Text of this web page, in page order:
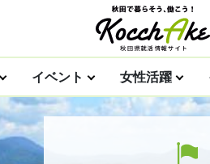
イベント 女性活躍